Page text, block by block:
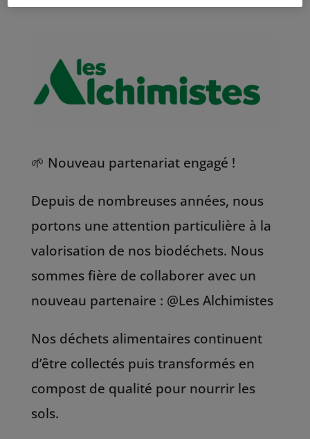
🌱 Nouveau partenariat engagé !
Depuis de nombreuses années, nous
portons une attention particulière à la
valorisation de nos biodéchets. Nous
sommes fière de collaborer avec un
nouveau partenaire : @Les Alchimistes
Nos déchets alimentaires continuent
d’être collectés puis transformés en
compost de qualité pour nourrir les
sols.